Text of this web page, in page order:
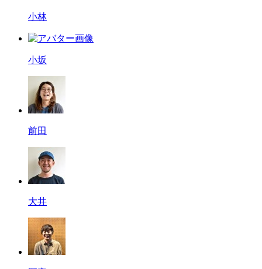
小林
小坂
前田
大井